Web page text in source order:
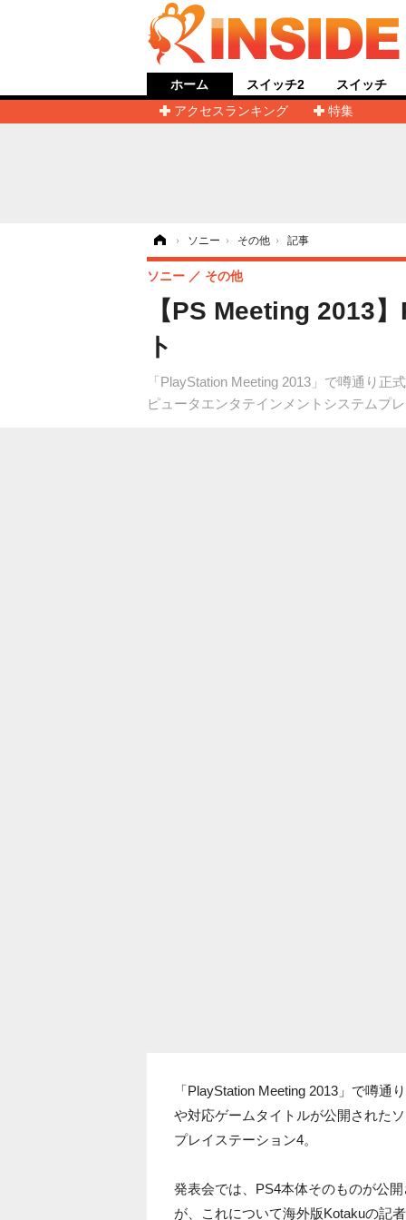
ホーム
アクセスランキング
特集
スイッチ2 スイッチ
› ソニー › その他 › 記事
【PS Meeting 2013
ト
「PlayStation Meeting 2013」で噂通り
ピュータエンタテインメントシステムプ
ソニー その他
「PlayStation Meeting 2013」で噂
や対応ゲームタイトルが公開された
プレイステーション4。
発表会では、PS4本体そのものが公
が、これについて海外版Kotakuの記